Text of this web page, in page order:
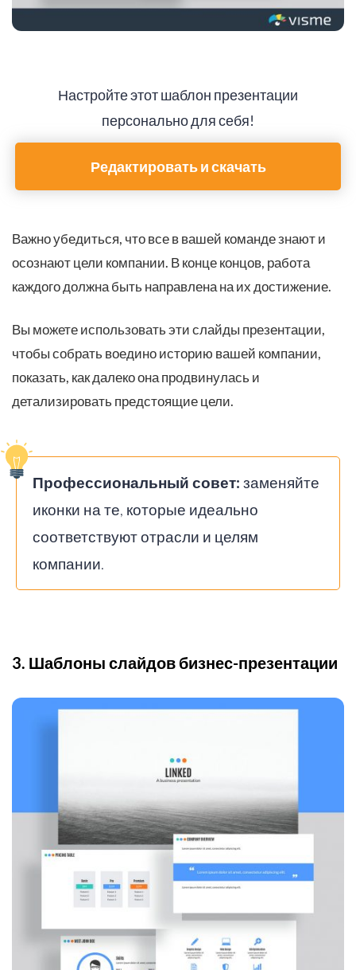
Настройте этот шаблон презентации
персонально для себя!
Редактировать и скачать
Важно убедиться, что все в вашей команде знают и
осознают цели компании. В конце концов, работа
каждого должна быть направлена ​​на их достижение.
Вы можете использовать эти слайды презентации,
чтобы собрать воедино историю вашей компании,
показать, как далеко она продвинулась и
детализировать предстоящие цели.
Профессиональный совет: заменяйте
иконки на те, которые идеально
соответствуют отрасли и целям
компании.
3. Шаблоны слайдов бизнес-презентации